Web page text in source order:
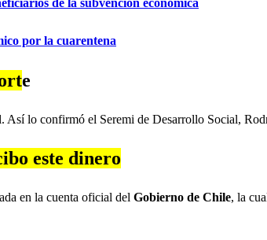
por la cuarentena
e
Así lo confirmó el Seremi de Desarrollo Social,
este dinero
en la cuenta oficial del Gobierno de Chile, la